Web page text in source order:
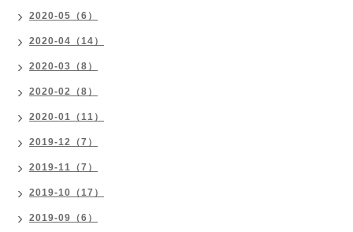
2020-05（6）
2020-04（14）
2020-03（8）
2020-02（8）
2020-01（11）
2019-12（7）
2019-11（7）
2019-10（17）
2019-09（6）